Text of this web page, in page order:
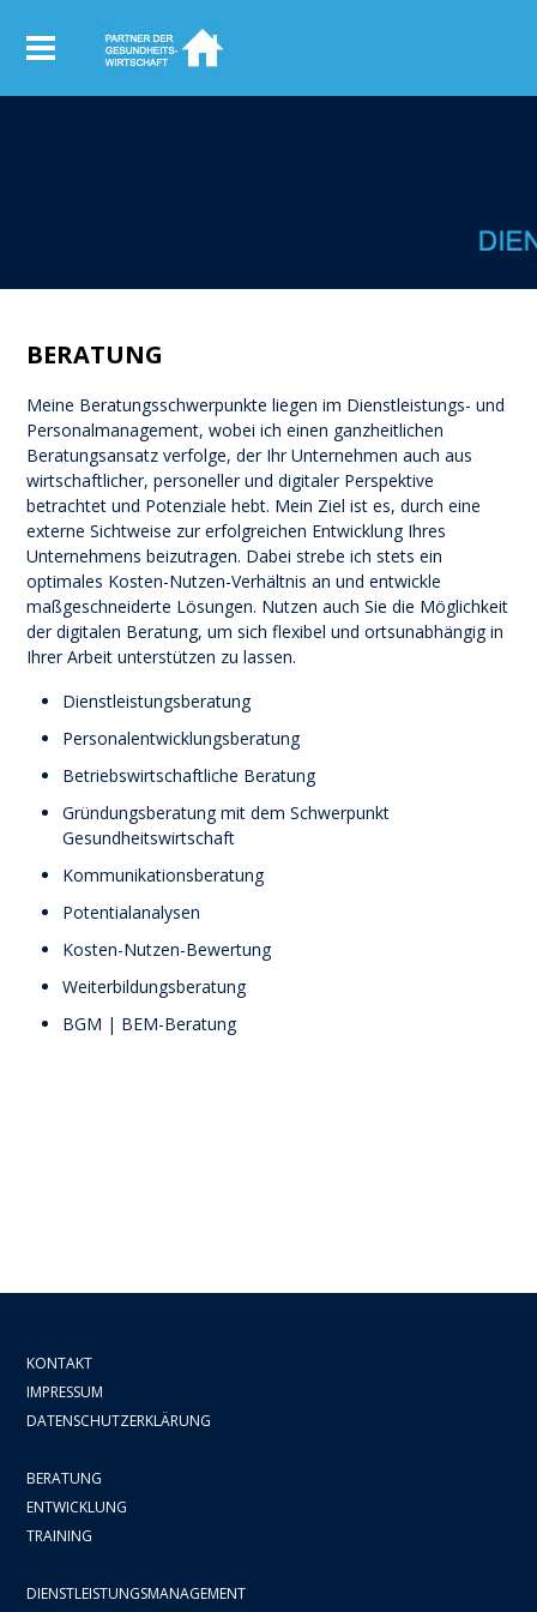
BERATUNG
Meine Beratungsschwerpunkte liegen im Dienstleistungs- und
Personalmanagement, wobei ich einen ganzheitlichen
Beratungsansatz verfolge, der Ihr Unternehmen auch aus
wirtschaftlicher, personeller und digitaler Perspektive
betrachtet und Potenziale hebt. Mein Ziel ist es, durch eine
externe Sichtweise zur erfolgreichen Entwicklung Ihres
Unternehmens beizutragen. Dabei strebe ich stets ein
optimales Kosten-Nutzen-Verhältnis an und entwickle
maßgeschneiderte Lösungen. Nutzen auch Sie die Möglichkeit
der digitalen Beratung, um sich flexibel und ortsunabhängig in
Ihrer Arbeit unterstützen zu lassen.
Dienstleistungsberatung
Personalentwicklungsberatung
Betriebswirtschaftliche Beratung
Gründungsberatung mit dem Schwerpunkt
Gesundheitswirtschaft
Kommunikationsberatung
Potentialanalysen
Kosten-Nutzen-Bewertung
Weiterbildungsberatung
BGM | BEM-Beratung
KONTAKT
IMPRESSUM
DATENSCHUTZERKLÄRUNG
BERATUNG
ENTWICKLUNG
TRAINING
DIENSTLEISTUNGSMANAGEMENT